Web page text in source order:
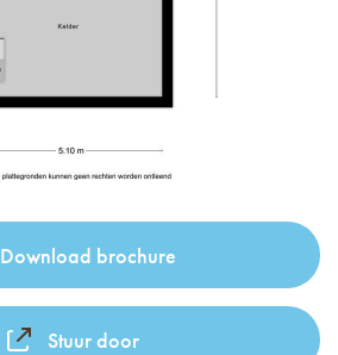
Download brochure
Stuur door